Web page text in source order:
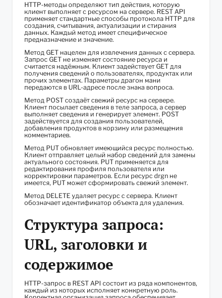
HTTP-методы определяют тип действия, которую
клиент выполняет с ресурсом на сервере. REST API
применяет стандартные способы протокола HTTP для
создания, считывания, актуализации и стирания
данных. Каждый метод имеет специфическое
предназначение и значение.
Метод GET нацелен для извлечения данных с сервера.
Запрос GET не изменяет состояние ресурса и
считается надёжным. Клиент задействует GET для
получения сведений о пользователях, продуктах или
прочих элементах. Параметры драгон мани
передаются в URL-адресе после знака вопроса.
Метод POST создаёт свежий ресурс на сервере.
Клиент посылает сведения в теле запроса, а сервер
выполняет сведения и генерирует элемент. POST
задействуется для создания пользователей,
добавления продуктов в корзину или размещения
комментариев.
Метод PUT обновляет имеющийся ресурс полностью.
Клиент отправляет целый набор сведений для замены
актуального состояния. PUT применяется для
редактирования профиля пользователя или
корректировки параметров. Если ресурс drgn не
имеется, PUT может сформировать свежий элемент.
Метод DELETE удаляет ресурс с сервера. Клиент
обозначает идентификатор объекта для удаления.
Структура запроса:
URL, заголовки и
содержимое
HTTP-запрос в REST API состоит из ряда компонентов,
каждый из которых исполняет конкретную роль.